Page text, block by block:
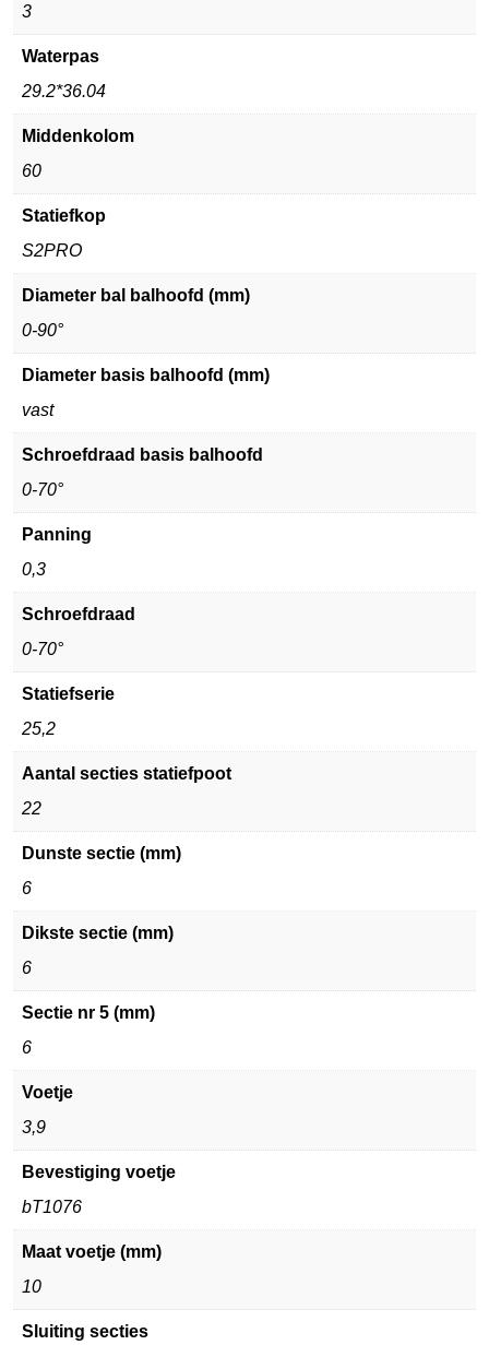
3
Waterpas
29.2*36.04
Middenkolom
60
Statiefkop
S2PRO
Diameter bal balhoofd (mm)
0-90°
Diameter basis balhoofd (mm)
vast
Schroefdraad basis balhoofd
0-70°
Panning
0,3
Schroefdraad
0-70°
Statiefserie
25,2
Aantal secties statiefpoot
22
Dunste sectie (mm)
6
Dikste sectie (mm)
6
Sectie nr 5 (mm)
6
Voetje
3,9
Bevestiging voetje
bT1076
Maat voetje (mm)
10
Sluiting secties